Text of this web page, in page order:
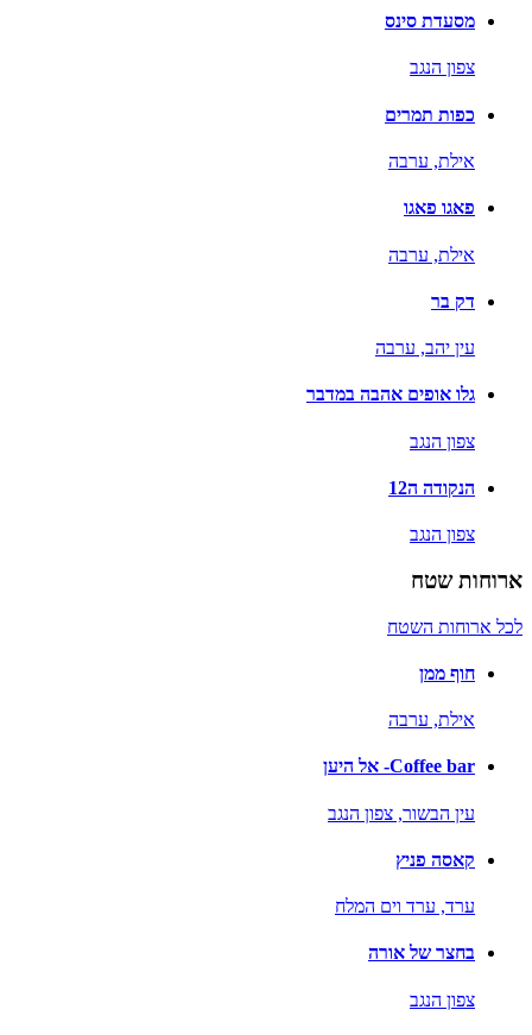
מסעדת סינס
צפון הנגב
כפות תמרים
אילת, ערבה
פאגו פאגו
אילת, ערבה
דק בר
עין יהב, ערבה
גלו אופים אהבה במדבר
צפון הנגב
הנקודה ה12
צפון הנגב
ארוחות שטח
לכל ארוחות השטח
חוף ממן
אילת, ערבה
Coffee bar- אל היען
עין הבשור, צפון הנגב
קאסה פניץ
ערד, ערד וים המלח
בחצר של אורה
צפון הנגב